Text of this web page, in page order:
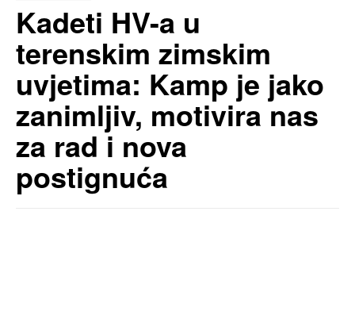
Kadeti HV-a u
terenskim zimskim
uvjetima: Kamp je jako
zanimljiv, motivira nas
za rad i nova
postignuća